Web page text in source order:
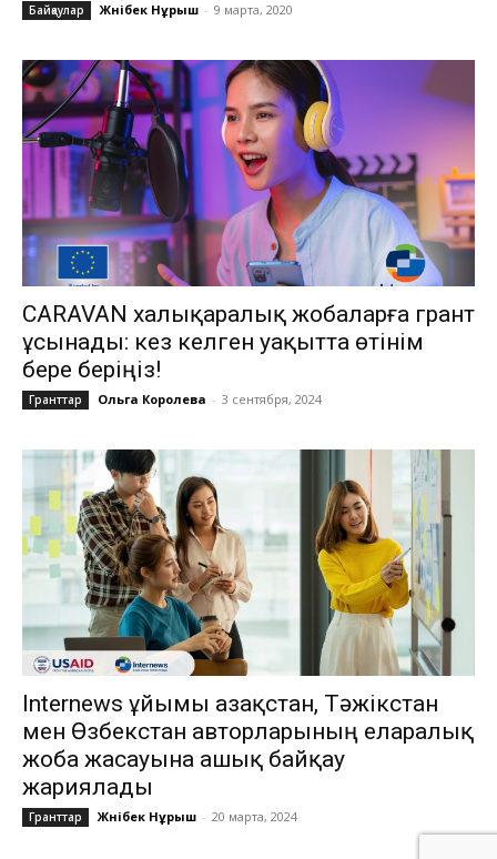
Байқаулар Жәнібек Нұрыш - 9 марта, 2020
CARAVAN халықаралық жобаларға грант
ұсынады: кез келген уақытта өтінім
бере беріңіз!
Гранттар Ольга Королева - 3 сентября, 2024
Internews ұйымы Қазақстан, Тәжікстан
мен Өзбекстан авторларының еларалық
жоба жасауына ашық байқау
жариялады
Гранттар Жәнібек Нұрыш - 20 марта, 2024